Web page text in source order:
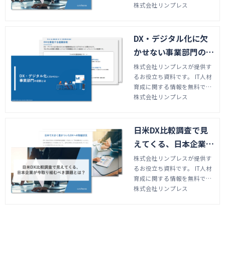
ウンロードしていただけま
T企画研修などをご案内して
株式会社リンプレス
DX・デジタル化に欠
かせない事業部門の役
割とは
株式会社リンプレスが提供す
るお役立ち資料です。 IT人材
育成に関する情報を無料でダ
ウンロードしていただけま
T企画研修などをご案内して
株式会社リンプレス
日米DX比較調査で見
えてくる、日本企業が
いま取り組むべき課題
とは？
株式会社リンプレスが提供す
るお役立ち資料です。 IT人材
育成に関する情報を無料でダ
ウンロードしていただけま
株式会社リンプレス